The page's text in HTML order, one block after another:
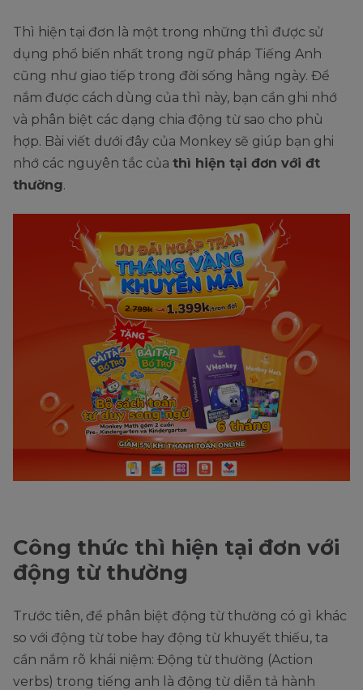
Thì hiện tại đơn là một trong những thì được sử
dụng phổ biến nhất trong ngữ pháp Tiếng Anh
cũng như giao tiếp trong đời sống hằng ngày. Để
nắm được cách dùng của thì này, bạn cần ghi nhớ
và phân biệt các dạng chia động từ sao cho phù
hợp. Bài viết dưới đây của Monkey sẽ giúp bạn ghi
nhớ các nguyên tắc của thì hiện tại đơn với đt
thường.
Công thức thì hiện tại đơn với
động từ thường
Trước tiên, để phân biệt động từ thường có gì khác
so với động từ tobe hay động từ khuyết thiếu, ta
cần nắm rõ khái niệm: Động từ thường (Action
verbs) trong tiếng anh là động từ diễn tả hành